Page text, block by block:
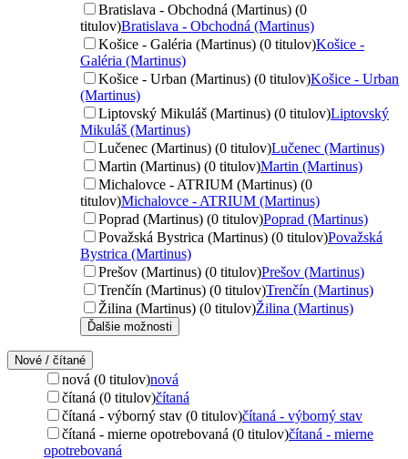
Bratislava - Obchodná (Martinus) (0
titulov)Bratislava - Obchodná (Martinus)
Košice - Galéria (Martinus) (0 titulov)Košice -
Galéria (Martinus)
Košice - Urban (Martinus) (0 titulov)Košice - Urban
(Martinus)
Liptovský Mikuláš (Martinus) (0 titulov)Liptovský
Mikuláš (Martinus)
Lučenec (Martinus) (0 titulov)Lučenec (Martinus)
Martin (Martinus) (0 titulov)Martin (Martinus)
Michalovce - ATRIUM (Martinus) (0
titulov)Michalovce - ATRIUM (Martinus)
Poprad (Martinus) (0 titulov)Poprad (Martinus)
Považská Bystrica (Martinus) (0 titulov)Považská
Bystrica (Martinus)
Prešov (Martinus) (0 titulov)Prešov (Martinus)
Trenčín (Martinus) (0 titulov)Trenčín (Martinus)
Žilina (Martinus) (0 titulov)Žilina (Martinus)
Ďalšie možnosti
Nové / čítané
nová (0 titulov)nová
čítaná (0 titulov)čítaná
čítaná - výborný stav (0 titulov)čítaná - výborný stav
čítaná - mierne opotrebovaná (0 titulov)čítaná - mierne
opotrebovaná